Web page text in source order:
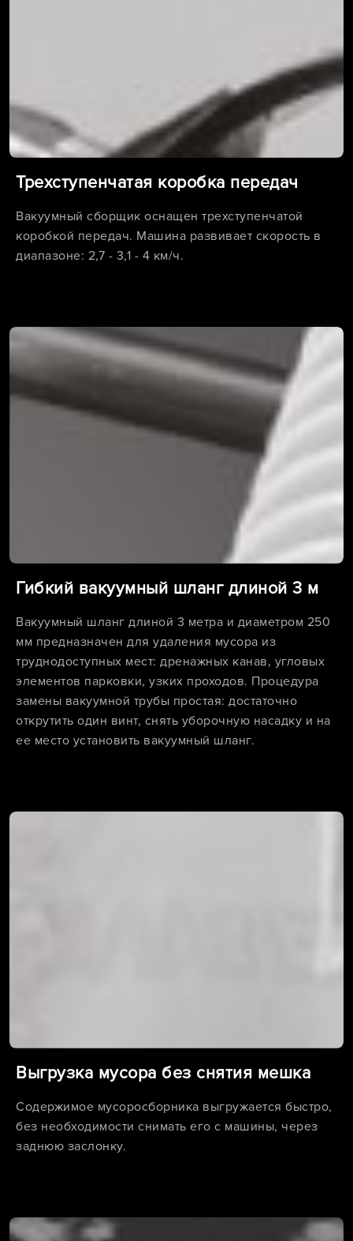
Трехступенчатая коробка передач
Вакуумный сборщик оснащен трехступенчатой
коробкой передач. Машина развивает скорость в
диапазоне: 2,7 - 3,1 - 4 км/ч.
Гибкий вакуумный шланг длиной 3 м
Вакуумный шланг длиной 3 метра и диаметром 250
мм предназначен для удаления мусора из
труднодоступных мест: дренажных канав, угловых
элементов парковки, узких проходов. Процедура
замены вакуумной трубы простая: достаточно
открутить один винт, снять уборочную насадку и на
ее место установить вакуумный шланг.
Выгрузка мусора без снятия мешка
Содержимое мусоросборника выгружается быстро,
без необходимости снимать его с машины, через
заднюю заслонку.